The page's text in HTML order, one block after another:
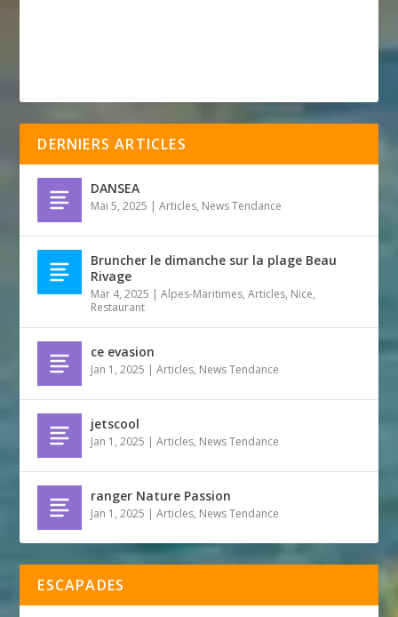
DERNIERS ARTICLES
DANSEA
Mai 5, 2025 |Articles, News Tendance
Bruncher le dimanche sur la plage Beau
Rivage
Mar 4, 2025 |Alpes-Maritimes,Articles, Nice,
Restaurant
ce evasion
Jan 1, 2025 |Articles, News Tendance
jetscool
Jan 1, 2025 |Articles, News Tendance
ranger Nature Passion
Jan 1, 2025 |Articles, News Tendance
ESCAPADES